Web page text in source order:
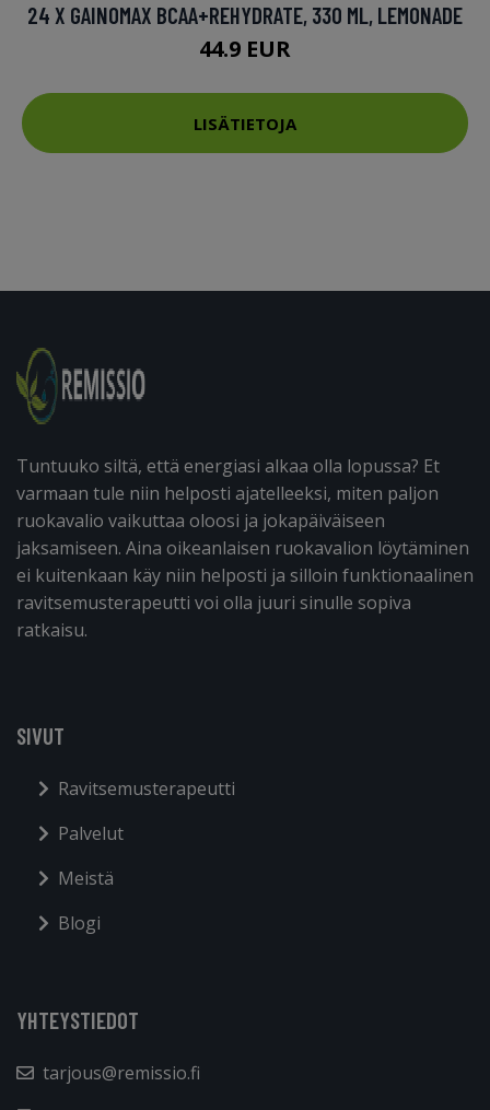
24 X GAINOMAX BCAA+REHYDRATE, 330 ML, LEMONADE
44.9 EUR
LISÄTIETOJA
Tuntuuko siltä, että energiasi alkaa olla lopussa? Et
varmaan tule niin helposti ajatelleeksi, miten paljon
ruokavalio vaikuttaa oloosi ja jokapäiväiseen
jaksamiseen. Aina oikeanlaisen ruokavalion löytäminen
ei kuitenkaan käy niin helposti ja silloin funktionaalinen
ravitsemusterapeutti voi olla juuri sinulle sopiva
ratkaisu.
SIVUT
Ravitsemusterapeutti
Palvelut
Meistä
Blogi
YHTEYSTIEDOT
tarjous@remissio.fi